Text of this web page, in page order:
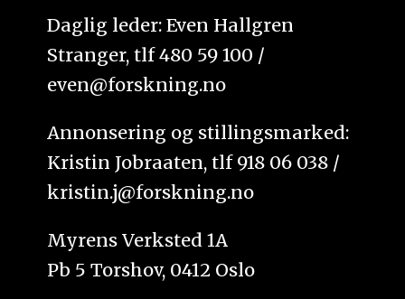
Daglig leder: Even Hallgren
Stranger, tlf 480 59 100 /
even@forskning.no
Annonsering og stillingsmarked:
Kristin Jobraaten, tlf 918 06 038 /
kristin.j@forskning.no
Myrens Verksted 1A
Pb 5 Torshov, 0412 Oslo